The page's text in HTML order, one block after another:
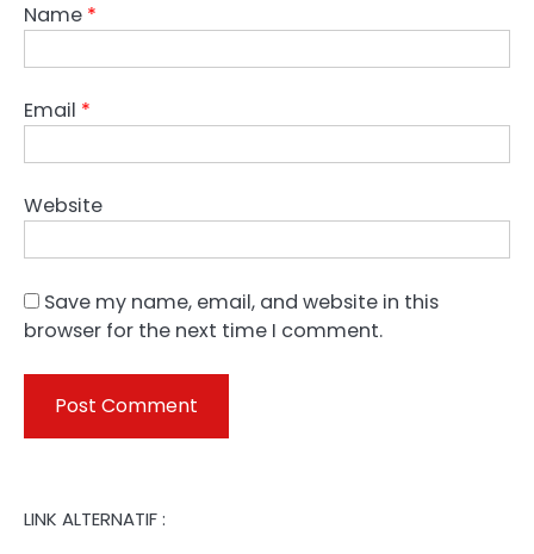
Name *
Email *
Website
Save my name, email, and website in this
browser for the next time I comment.
LINK ALTERNATIF :